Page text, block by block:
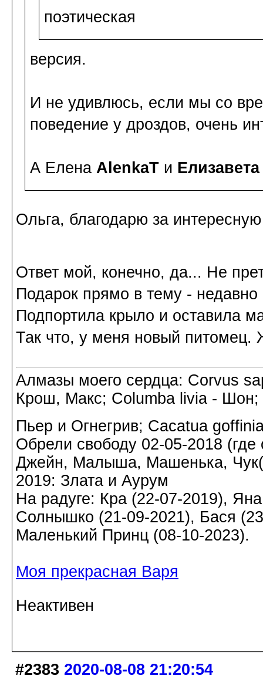
поэтическая
версия.
И не удивлюсь, если мы со
поведение у дроздов, очень
А Елена AlenkaT и Елизавета
Ольга, благодарю за
Ответ мой, конечно, да... Не
Подарок прямо в тему -
Подпортила крыло и оставила
Так что, у меня новый питомец.
Алмазы моего сердца: Corvus
Крош, Макс; Columba livia -
Пьер и Огнегрив; Cacatua
Обрели свободу 02-05-2018
Джейн, Малыша, Машенька,
2019: Злата и Аурум
На радуге: Кра (22-07-2019),
Солнышко (21-09-2021), Бася
Маленький Принц (08-10-2023).
Моя прекрасная Варя
Неактивен
#2383 2020-08-08 21:20:54